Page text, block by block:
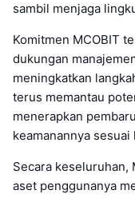
sambil menjaga
Komitmen MCOBIT
dukungan
meningkatkan
terus memantau
menerapkan
keamanannya sesuai
Secara keseluruhan,
aset penggunanya